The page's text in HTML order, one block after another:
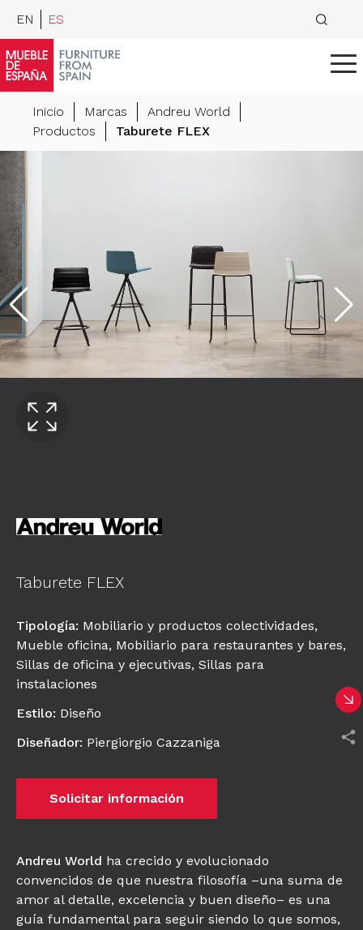
EN ES
Inicio Marcas
Andreu World
Productos
Taburete FLEX
Taburete FLEX
Tipología: Mobiliario y productos colectividades,
Mueble oficina, Mobiliario para restaurantes y bares,
Sillas de oficina y ejecutivas, Sillas para
instalaciones
Estilo: Diseño
Diseñador: Piergiorgio Cazzaniga
Solicitar información
Andreu World ha crecido y evolucionado
convencidos de que nuestra filosofía –una suma de
amor al detalle, excelencia y buen diseño– es una
guía fundamental para seguir siendo lo que somos,